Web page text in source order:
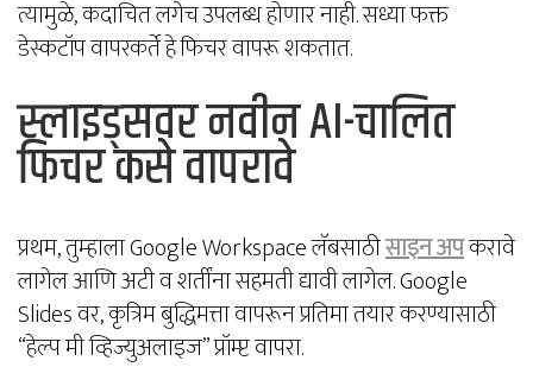
त्यामुळे, कदाचित लगेच उपलब्ध होणार नाही. सध्या फक्त
डेस्कटॉप वापरकर्ते हे फिचर वापरू शकतात.
स्लाइड्सवर नवीन AI-चालित
फिचर कसे वापरावे
प्रथम, तुम्हाला Google Workspace लॅबसाठीसाइन अपकरावे
लागेल आणि अटी व शर्तींना सहमती द्यावी लागेल. Google
Slides वर, कृत्रिम बुद्धिमत्ता वापरून प्रतिमा तयार करण्यासाठी
“हेल्प मी व्हिज्युअलाइज” प्रॉम्प्ट वापरा.